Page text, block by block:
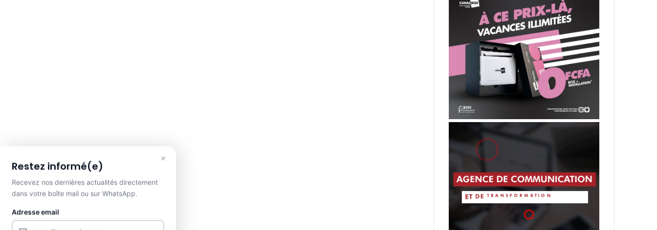
×
Restez informé(e)
Recevez nos dernières actualités directement
dans votre boîte mail ou sur WhatsApp.
Adresse email